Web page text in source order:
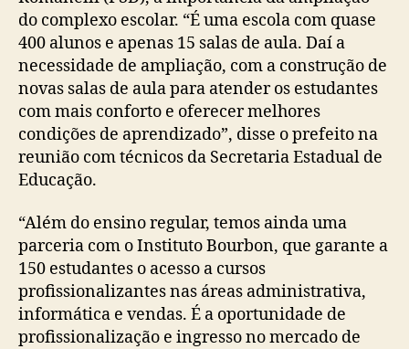
do complexo escolar. “É uma escola com quase
400 alunos e apenas 15 salas de aula. Daí a
necessidade de ampliação, com a construção de
novas salas de aula para atender os estudantes
com mais conforto e oferecer melhores
condições de aprendizado”, disse o prefeito na
reunião com técnicos da Secretaria Estadual de
Educação.
“Além do ensino regular, temos ainda uma
parceria com o Instituto Bourbon, que garante a
150 estudantes o acesso a cursos
profissionalizantes nas áreas administrativa,
informática e vendas. É a oportunidade de
profissionalização e ingresso no mercado de